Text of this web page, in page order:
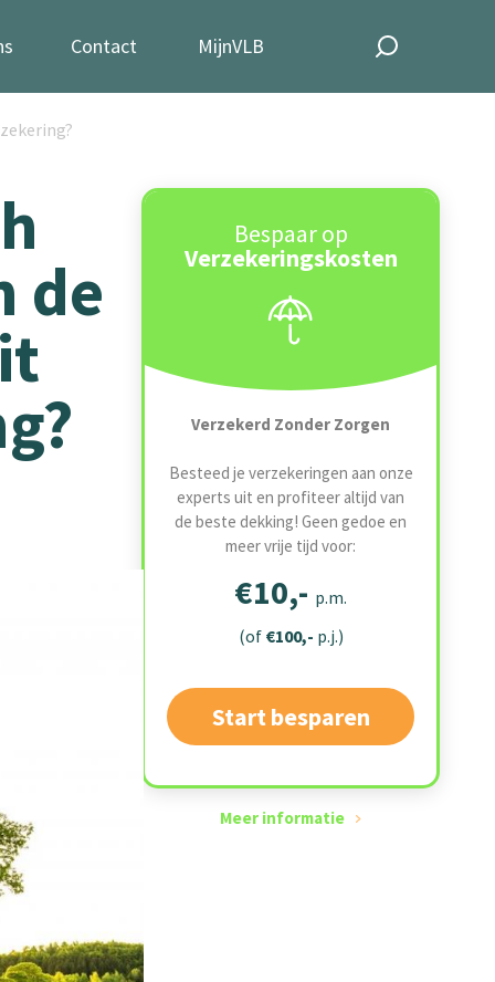
Contact MijnVLB
Bespaar op
Verzekeringskosten
Verzekerd Zonder Zorgen
Besteed je verzekeringen aan onze
experts uit en profiteer altijd van
de beste dekking! Geen gedoe en
meer vrije tijd voor:
€10,- p.m.
(of €100,- p.j.)
Start besparen
Meer informatie
de